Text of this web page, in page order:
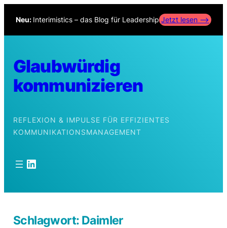
Inhalt
Neu: Interimistics – das Blog für Leadership Jetzt lesen –>
Glaubwürdig
kommunizieren
REFLEXION & IMPULSE FÜR EFFIZIENTES
KOMMUNIKATIONSMANAGEMENT
LinkedIn
Schlagwort: Daimler